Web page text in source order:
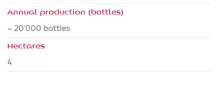
Annual production (bottles)
~ 20'000 bottles
Hectares
4